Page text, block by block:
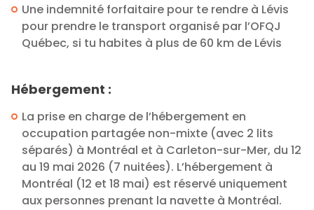
Une indemnité forfaitaire pour te rendre à Lévis
pour prendre le transport organisé par l’OFQJ
Québec, si tu habites à plus de 60 km de Lévis
Hébergement :
La prise en charge de l’hébergement en
occupation partagée non-mixte (avec 2 lits
séparés) à Montréal et à Carleton-sur-Mer, du 12
au 19 mai 2026 (7 nuitées). L’hébergement à
Montréal (12 et 18 mai) est réservé uniquement
aux personnes prenant la navette à Montréal.